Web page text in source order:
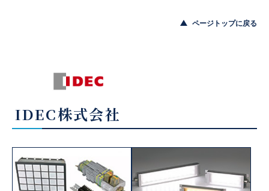
ページトップに戻る
IDEC株式会社